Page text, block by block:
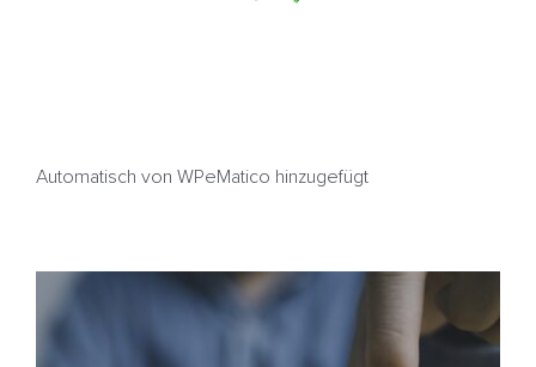
Automatisch von WPeMatico hinzugefügt